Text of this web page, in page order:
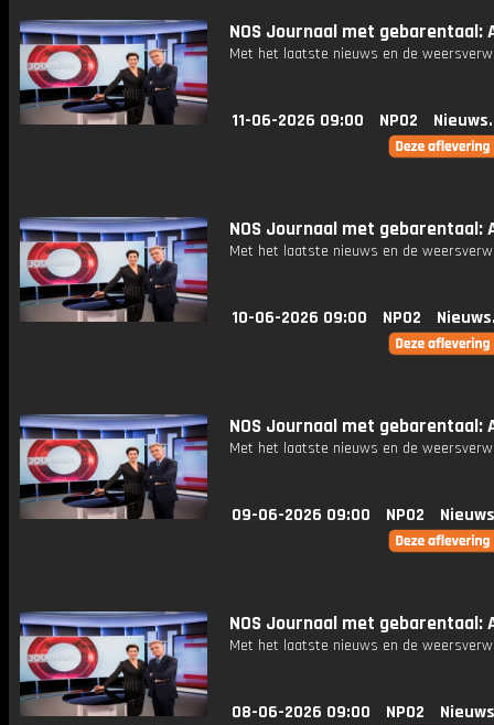
NOS Journaal met gebarentaal:
Met het laatste nieuws en de
11-06-2026 09:00 NPO2
NOS Journaal met gebarentaal:
Met het laatste nieuws en de
10-06-2026 09:00 NPO2
NOS Journaal met gebarentaal:
Met het laatste nieuws en de
09-06-2026 09:00 NPO2
NOS Journaal met gebarentaal:
Met het laatste nieuws en de
08-06-2026 09:00 NPO2